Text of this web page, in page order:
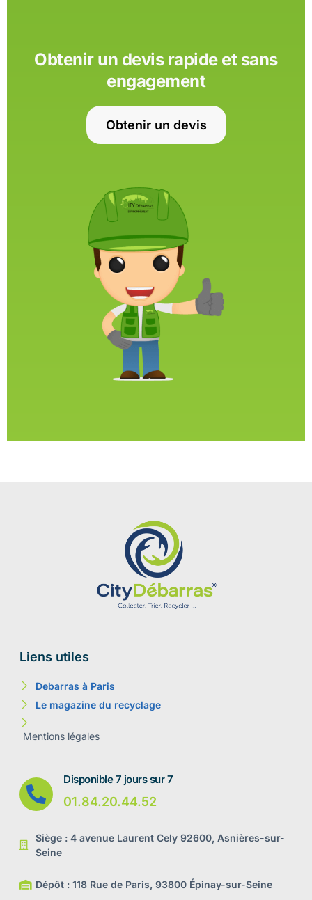
Obtenir un devis rapide et sans
engagement
Obtenir un devis
Liens utiles
Debarras à Paris
Le magazine du recyclage
Mentions légales
Disponible 7 jours sur 7
01.84.20.44.52
Siège : 4 avenue Laurent Cely 92600, Asnières-sur-
Seine
Dépôt : 118 Rue de Paris, 93800 Épinay-sur-Seine